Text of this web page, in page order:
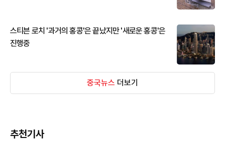
스티븐 로치 '과거의 홍콩'은 끝났지만 '새로운 홍콩'은
진행중
중국뉴스 더보기
추천기사